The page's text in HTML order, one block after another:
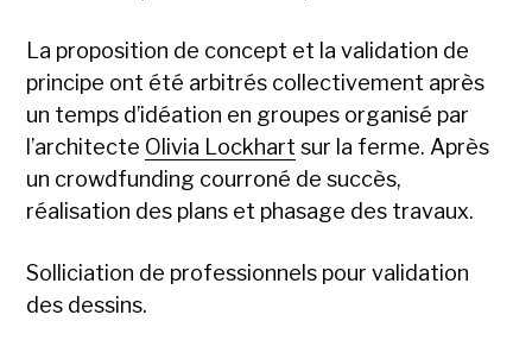
La proposition de concept et la validation de
principe ont été arbitrés collectivement après
un temps d’idéation en groupes organisé par
l’architecte Olivia Lockhart sur la ferme. Après
un crowdfunding courroné de succès,
réalisation des plans et phasage des travaux.
Solliciation de professionnels pour validation
des dessins.